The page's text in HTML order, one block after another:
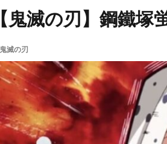
【鬼滅の刃】鋼鐵
鬼滅の刃